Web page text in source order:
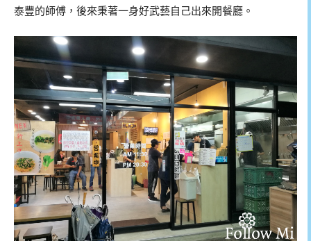
泰豐的師傅，後來秉著一身好武藝自己出來開餐廳。